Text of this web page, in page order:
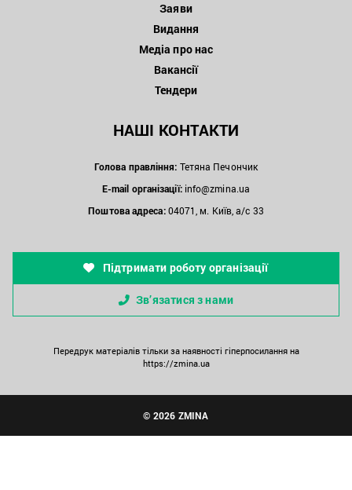
Заяви
Видання
Медіа про нас
Вакансії
Тендери
НАШІ КОНТАКТИ
Голова правління: Тетяна Печончик
E-mail організації: info@zmina.ua
Поштова адреса:04071, м. Київ, а/с 33
Підтримати роботу організації
Зв’язатися з нами
Передрук матеріалів тільки за наявності гіперпосилання на
https://zmina.ua
© 2026 ZMINA